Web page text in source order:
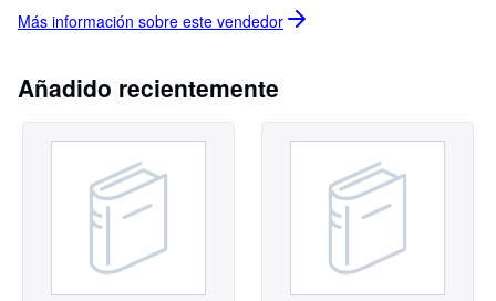
la mayoría de ellos de 2ª mano y que se encuentran en un
objetos curiosos, papelería antigua, discos de vinilo, dvd's, cd's,
casetes, revistas, periódicos, cámaras fotográficas, minerales,
fiestas, camisetas de fútbol, bufandas, pins, llaveros, sellos... ¡y
todo lo que sea posible coleccionar en esta vida!
Más información sobre este vendedor
Añadido recientemente